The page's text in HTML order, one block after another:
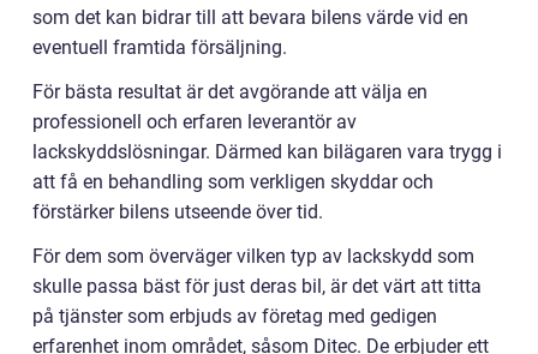
som det kan bidrar till att bevara bilens värde vid en
eventuell framtida försäljning.
För bästa resultat är det avgörande att välja en
professionell och erfaren leverantör av
lackskyddslösningar. Därmed kan bilägaren vara trygg i
att få en behandling som verkligen skyddar och
förstärker bilens utseende över tid.
För dem som överväger vilken typ av lackskydd som
skulle passa bäst för just deras bil, är det värt att titta
på tjänster som erbjuds av företag med gedigen
erfarenhet inom området, såsom Ditec. De erbjuder ett